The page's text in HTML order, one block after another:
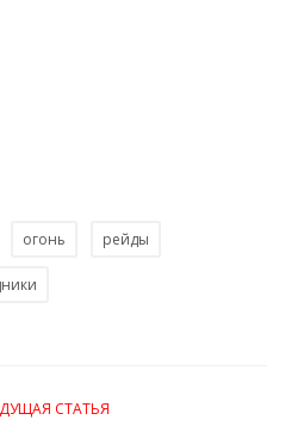
огонь рейды
СТАТЬЯ